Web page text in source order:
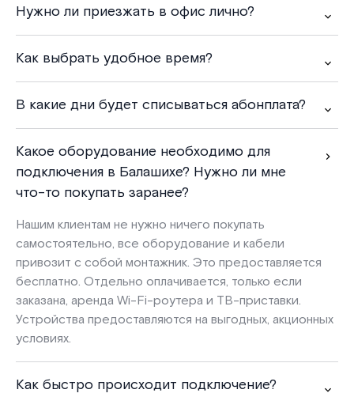
Нужно ли приезжать в офис лично?
Как выбрать удобное время?
В какие дни будет списываться абонплата?
Какое оборудование необходимо для
подключения в Балашихе? Нужно ли мне
что-то покупать заранее?
Нашим клиентам не нужно ничего покупать
самостоятельно, все оборудование и кабели
привозит с собой монтажник. Это предоставляется
бесплатно. Отдельно оплачивается, только если
заказана, аренда Wi-Fi-роутера и ТВ-приставки.
Устройства предоставляются на выгодных, акционных
условиях.
Как быстро происходит подключение?